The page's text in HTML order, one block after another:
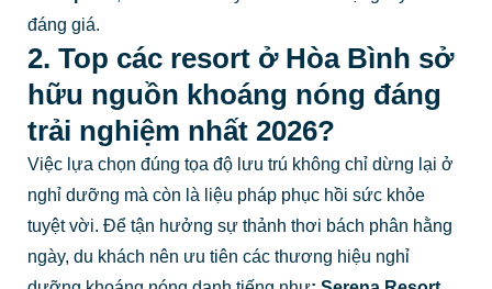
đáng giá.
2. Top các resort ở Hòa Bình sở
hữu nguồn khoáng nóng đáng
trải nghiệm nhất 2026?
Việc lựa chọn đúng tọa độ lưu trú không chỉ dừng lại ở
nghỉ dưỡng mà còn là liệu pháp phục hồi sức khỏe
tuyệt vời. Để tận hưởng sự thảnh thơi bách phân hằng
ngày, du khách nên ưu tiên các thương hiệu nghỉ